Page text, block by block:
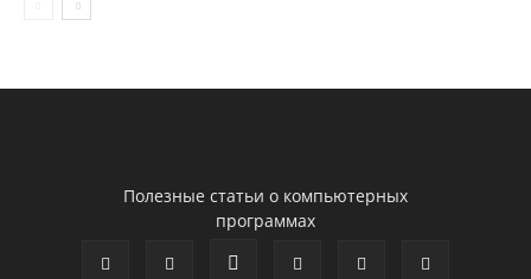
Полезные статьи о компьютерных
программах